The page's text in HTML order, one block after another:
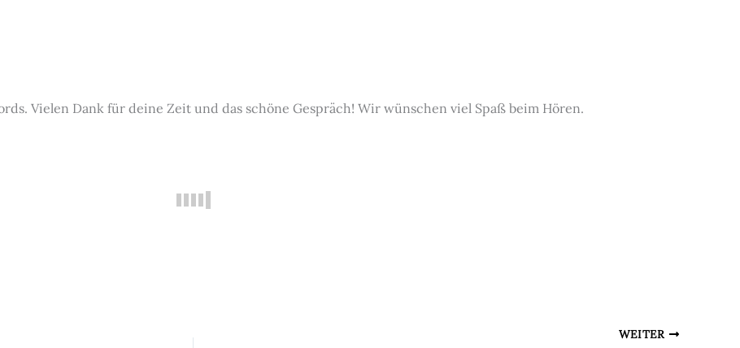
Vielen Dank für deine Zeit und das schöne Gespräch! Wir wünschen viel Spaß beim Hören.
WEITER